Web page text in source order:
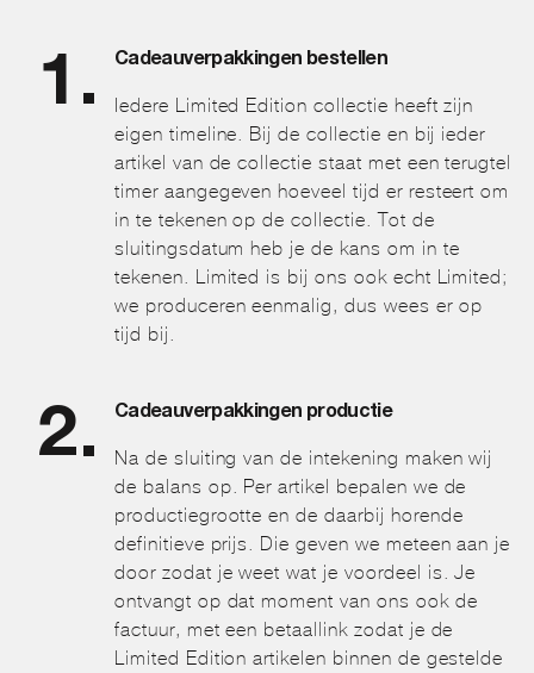
Cadeauverpakkingen bestellen
Iedere Limited Edition collectie heeft zijn
eigen timeline. Bij de collectie en bij ieder
artikel van de collectie staat met een terugtel
timer aangegeven hoeveel tijd er resteert om
in te tekenen op de collectie. Tot de
sluitingsdatum heb je de kans om in te
tekenen. Limited is bij ons ook echt Limited;
we produceren eenmalig, dus wees er op
tijd bij.
Cadeauverpakkingen productie
Na de sluiting van de intekening maken wij
de balans op. Per artikel bepalen we de
productiegrootte en de daarbij horende
definitieve prijs. Die geven we meteen aan je
door zodat je weet wat je voordeel is. Je
ontvangt op dat moment van ons ook de
factuur, met een betaallink zodat je de
Limited Edition artikelen binnen de gestelde